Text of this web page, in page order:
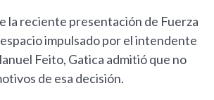
la reciente presentación de Fuerza
impulsado por el intendente
Feito, Gatica admitió que no
de esa decisión.